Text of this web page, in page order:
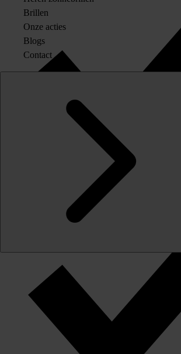
Originele merkglazen op sterkte
Brillen
Onze acties
Blogs
Contact